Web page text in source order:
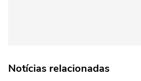
Notícias relacionadas